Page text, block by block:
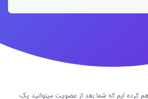
کرده ایم که شما بعد از عضویت میتوانید یک